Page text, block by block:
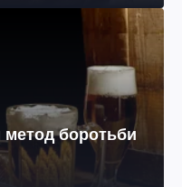
метод боротьби